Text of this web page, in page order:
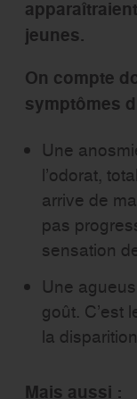
jeunes.
On compte
symptômes
Une
l’odorat,
arrive de
pas
sensation
Une
goût. C’est
la
Mais aussi :